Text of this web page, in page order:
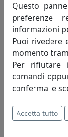
Limac Design
Questo
preferenze
informazioni
Puoi rivedere
momento
Per rifiutare
comandi
conferma le
Accetta tutto